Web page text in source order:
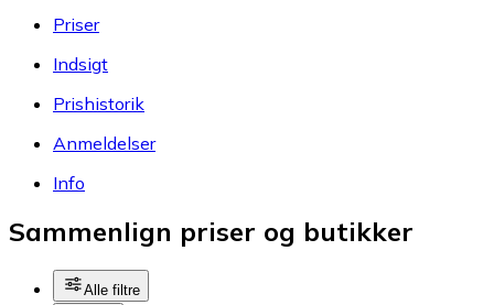
Priser
Indsigt
Prishistorik
Anmeldelser
Info
Sammenlign priser og butikker
Alle filtre